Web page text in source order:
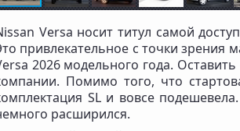
Versa носит титул самой
привлекательное с точки зрения
2026 модельного года.
Помимо того, что
SL и вовсе
расширился.